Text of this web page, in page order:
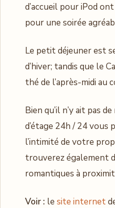
d’accueil pour iPod
pour une soirée
Le petit déjeuner est
d’hiver; tandis que le
thé de l’après-midi au
Bien qu’il n’y ait pas
d’étage 24h / 24 vous
l’intimité de votre
trouverez également
romantiques à
Voir : le site internet